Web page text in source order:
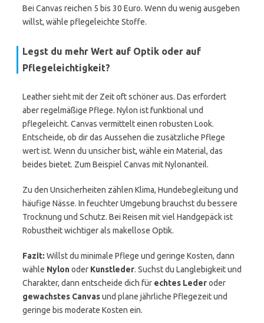
Bei Canvas reichen 5 bis 30 Euro. Wenn du wenig ausgeben
willst, wähle pflegeleichte Stoffe.
Legst du mehr Wert auf Optik oder auf
Pflegeleichtigkeit?
Leather sieht mit der Zeit oft schöner aus. Das erfordert
aber regelmäßige Pflege. Nylon ist funktional und
pflegeleicht. Canvas vermittelt einen robusten Look.
Entscheide, ob dir das Aussehen die zusätzliche Pflege
wert ist. Wenn du unsicher bist, wähle ein Material, das
beides bietet. Zum Beispiel Canvas mit Nylonanteil.
Zu den Unsicherheiten zählen Klima, Hundebegleitung und
häufige Nässe. In feuchter Umgebung brauchst du bessere
Trocknung und Schutz. Bei Reisen mit viel Handgepäck ist
Robustheit wichtiger als makellose Optik.
Fazit: Willst du minimale Pflege und geringe Kosten, dann
wähle Nylonoder Kunstleder. Suchst du Langlebigkeit und
Charakter, dann entscheide dich für echtes Lederoder
gewachstes Canvasund plane jährliche Pflegezeit und
geringe bis moderate Kosten ein.